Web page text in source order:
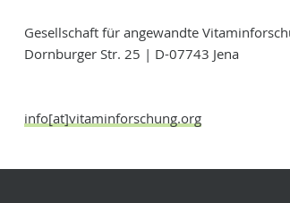
Gesellschaft für angewandte
Dornburger Str. 25 | D-07743 Jena
info[at]vitaminforschung.org